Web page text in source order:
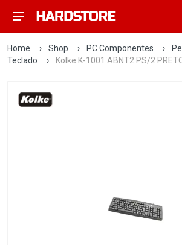
Home › Shop › PC Componentes ›
Teclado
› Kolke K-1001 ABNT2 PS/2